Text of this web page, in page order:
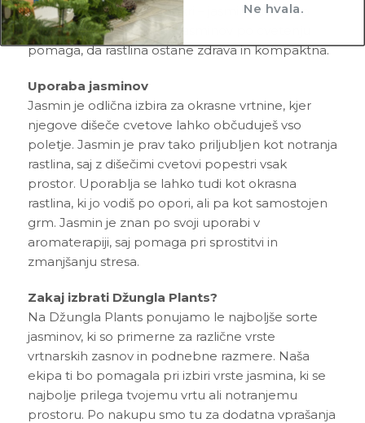
ne postanejo preveč mokri – jasmin ljubi rahlo
sušene tla. Obrezovanje jasminov po cvetenju
pomaga, da rastlina ostane zdrava in kompaktna.
Uporaba jasminov
Jasmin je odlična izbira za okrasne vrtnine, kjer
njegove dišeče cvetove lahko občuduješ vso
poletje. Jasmin je prav tako priljubljen kot notranja
rastlina, saj z dišečimi cvetovi popestri vsak
prostor. Uporablja se lahko tudi kot okrasna
rastlina, ki jo vodiš po opori, ali pa kot samostojen
grm. Jasmin je znan po svoji uporabi v
aromaterapiji, saj pomaga pri sprostitvi in
zmanjšanju stresa.
Zakaj izbrati Džungla Plants?
Na Džungla Plants ponujamo le najboljše sorte
jasminov, ki so primerne za različne vrste
vrtnarskih zasnov in podnebne razmere. Naša
ekipa ti bo pomagala pri izbiri vrste jasmina, ki se
najbolje prilega tvojemu vrtu ali notranjemu
prostoru. Po nakupu smo tu za dodatna vprašanja
Ne hvala.